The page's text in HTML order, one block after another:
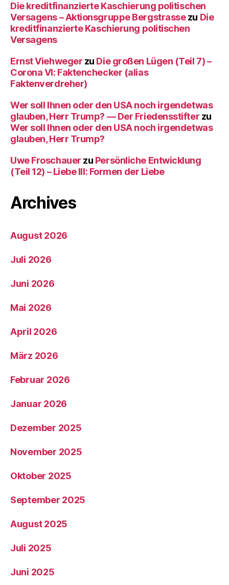
Die kreditfinanzierte Kaschierung politischen
Versagens – Aktionsgruppe Bergstrassezu Die
kreditfinanzierte Kaschierung politischen
Versagens
Ernst Viehweger zu Die großen Lügen (Teil 7) –
Corona VI: Faktenchecker (alias
Faktenverdreher)
Wer soll Ihnen oder den USA noch irgendetwas
glauben, Herr Trump? — Der Friedensstifter zu
Wer soll Ihnen oder den USA noch irgendetwas
glauben, Herr Trump?
Uwe Froschauer zu Persönliche Entwicklung
(Teil 12) – Liebe III: Formen der Liebe
Archives
August 2026
Juli 2026
Juni 2026
Mai 2026
April 2026
März 2026
Februar 2026
Januar 2026
Dezember 2025
November 2025
Oktober 2025
September 2025
August 2025
Juli 2025
Juni 2025